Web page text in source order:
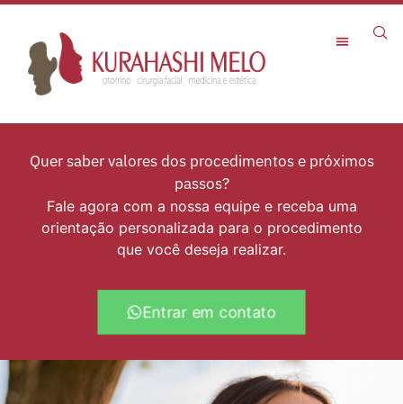
Quer saber valores dos procedimentos e próximos
passos?
Fale agora com a nossa equipe e receba uma
orientação personalizada para o procedimento
que você deseja realizar.
Entrar em contato